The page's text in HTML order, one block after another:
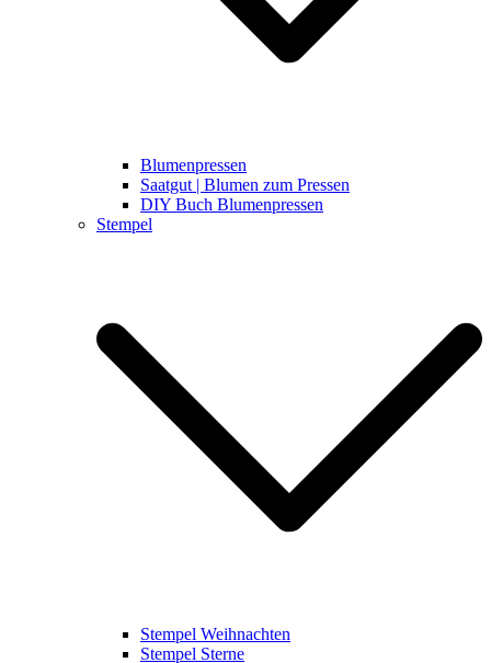
Blumenpressen
Saatgut | Blumen zum Pressen
DIY Buch Blumenpressen
Stempel
Stempel Weihnachten
Stempel Sterne